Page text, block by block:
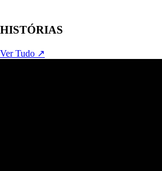
HISTÓRIAS
Ver Tudo ↗